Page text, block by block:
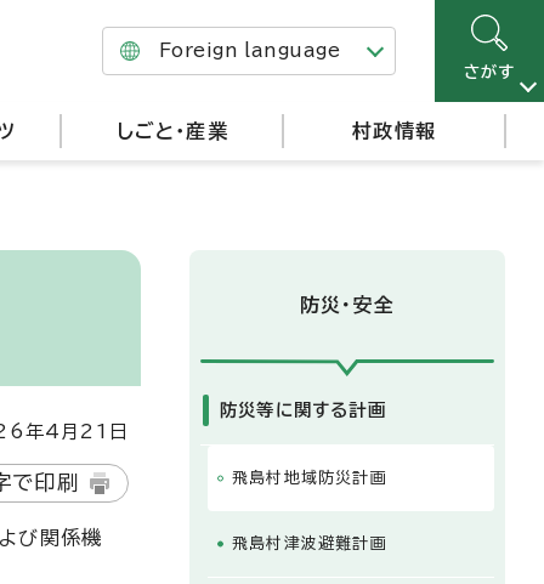
Foreign language
さがす
しごと・産業 村政情報
年4月21日
で印刷
び関係機
防災・安全
防災等に関する計画
飛島村地域防災計画
飛島村津波避難計画